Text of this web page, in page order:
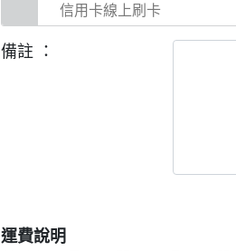
信用卡線上刷卡
備註 ：
運費說明